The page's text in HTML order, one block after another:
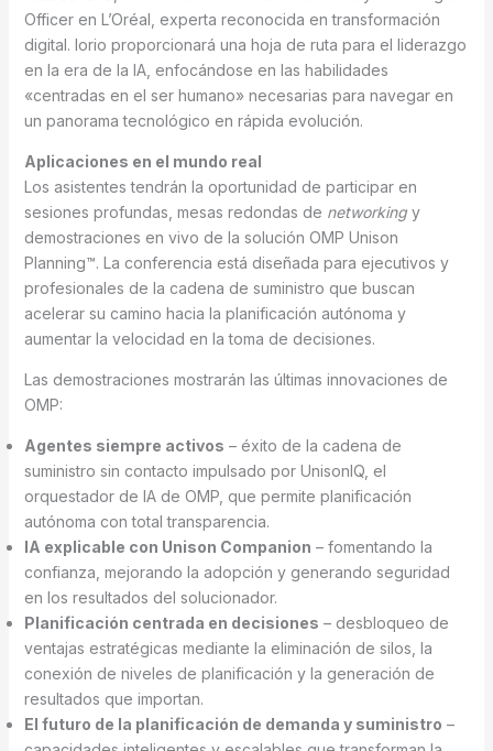
Officer en L’Oréal, experta reconocida en transformación
digital. Iorio proporcionará una hoja de ruta para el liderazgo
en la era de la IA, enfocándose en las habilidades
«centradas en el ser humano» necesarias para navegar en
un panorama tecnológico en rápida evolución.
Aplicaciones en el mundo real
Los asistentes tendrán la oportunidad de participar en
sesiones profundas, mesas redondas de networkingy
demostraciones en vivo de la solución OMP Unison
Planning™. La conferencia está diseñada para ejecutivos y
profesionales de la cadena de suministro que buscan
acelerar su camino hacia la planificación autónoma y
aumentar la velocidad en la toma de decisiones.
Las demostraciones mostrarán las últimas innovaciones de
OMP:
Agentes siempre activos – éxito de la cadena de
suministro sin contacto impulsado por UnisonIQ, el
orquestador de IA de OMP, que permite planificación
autónoma con total transparencia.
IA explicable con Unison Companion – fomentando la
confianza, mejorando la adopción y generando seguridad
en los resultados del solucionador.
Planificación centrada en decisiones – desbloqueo de
ventajas estratégicas mediante la eliminación de silos, la
conexión de niveles de planificación y la generación de
resultados que importan.
El futuro de la planificación de demanda y suministro –